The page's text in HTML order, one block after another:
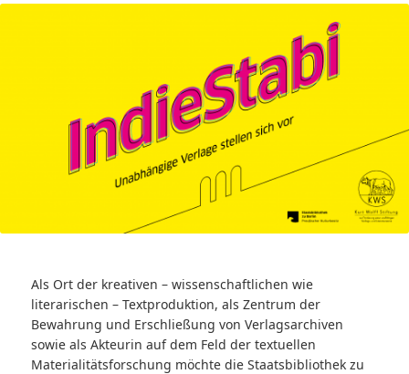
Als Ort der kreativen – wissenschaftlichen wie
literarischen – Textproduktion, als Zentrum der
Bewahrung und Erschließung von Verlagsarchiven
sowie als Akteurin auf dem Feld der textuellen
Materialitätsforschung möchte die Staatsbibliothek zu